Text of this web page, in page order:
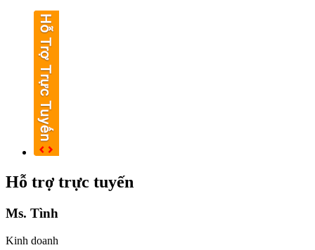
Hỗ trợ trực tuyến
Ms. Tình
Kinh doanh